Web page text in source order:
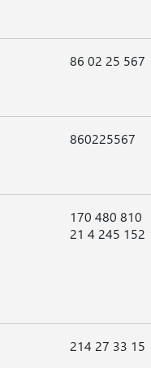
86 02 25 567
860225567
170 480 810
21 4 245 152
214 27 33 15